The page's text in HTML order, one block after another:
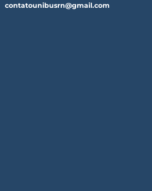
contatounibusrn@gmail.com